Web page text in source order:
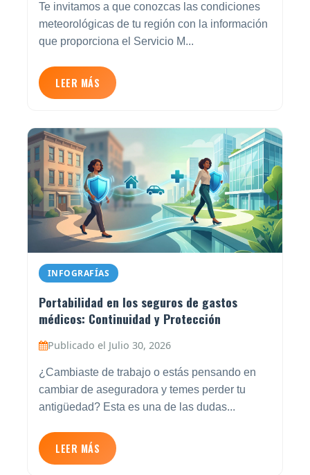
Te invitamos a que conozcas las condiciones
meteorológicas de tu región con la información
que proporciona el Servicio M...
LEER MÁS
INFOGRAFÍAS
Portabilidad en los seguros de gastos
médicos: Continuidad y Protección
Publicado el Julio 30, 2026
¿Cambiaste de trabajo o estás pensando en
cambiar de aseguradora y temes perder tu
antigüedad? Esta es una de las dudas...
LEER MÁS